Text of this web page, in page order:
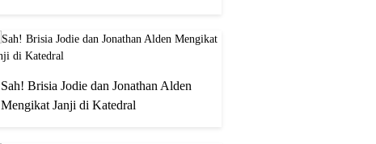
Sah! Brisia Jodie dan Jonathan Alden
Mengikat Janji di Katedral